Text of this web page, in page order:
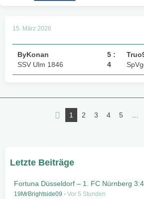
15. März 2026
ByKonan
SSV Ulm 1846
5 :
4
1 2 3 4 5
Letzte Beiträge
Fortuna Düsseldorf – 1. FC Nürnberg 3:4
19MrBrightside09 Vor 5 Stunden